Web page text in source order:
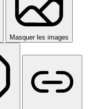
Masquer les images